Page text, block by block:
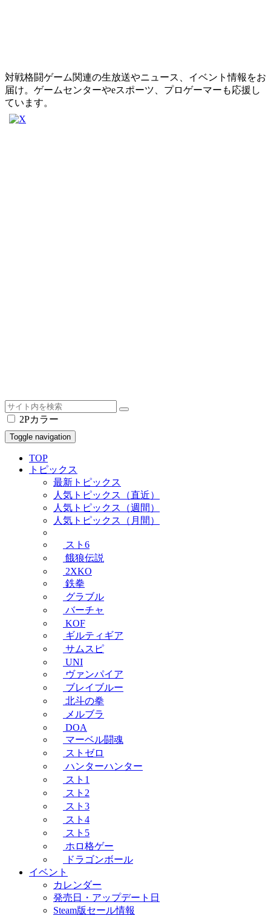
対戦格闘ゲーム関連の生放送やニュース、イベント情報をお
届け。ゲームセンターやeスポーツ、プロゲーマーも応援し
ています。
2Pカラー
Toggle navigation
TOP
トピックス
最新トピックス
人気トピックス（直近）
人気トピックス（週間）
人気トピックス（月間）
スト6
餓狼伝説
2XKO
鉄拳
グラブル
バーチャ
KOF
ギルティギア
サムスピ
UNI
ヴァンパイア
ブレイブルー
北斗の拳
メルブラ
DOA
マーベル闘魂
ストゼロ
ハンターハンター
スト1
スト2
スト3
スト4
スト5
ホロ格ゲー
ドラゴンボール
イベント
カレンダー
発売日・アップデート日
Steam版セール情報